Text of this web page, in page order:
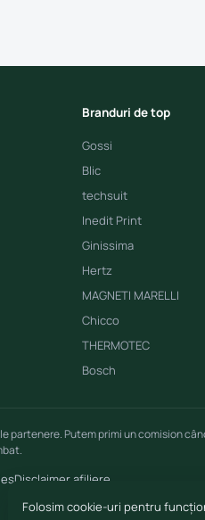
Branduri de top
Gossi
Blic
techsuit
Inedit Print
Ginissima
Hertz
MAGNETI MARELLI
Chicco
THERMOTEC
Bosch
partenere. Putem primi un comision
Disclaimer afiliere
Folosim cookie-uri pentru